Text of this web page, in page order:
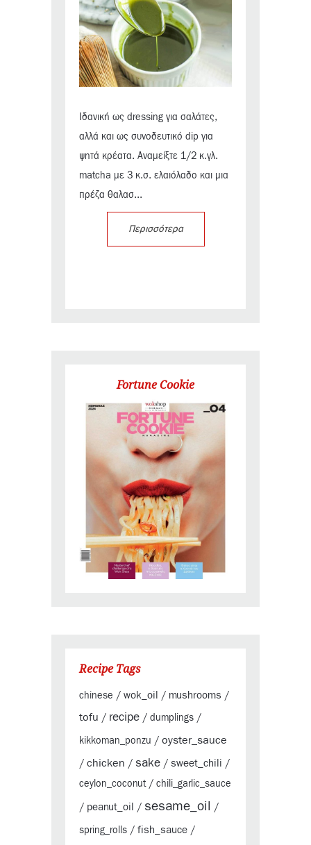
Ιδανική ως dressing για σαλάτες,
αλλά και ως συνοδευτικό dip για
ψητά κρέατα. Αναμείξτε 1/2 κ.γλ.
matcha με 3 κ.σ. ελαιόλαδο και μια
πρέζα θαλασ...
Περισσότερα
Fortune Cookie
Recipe Tags
chinese / wok_oil / mushrooms /
tofu / recipe / dumplings /
kikkoman_ponzu / oyster_sauce
/ chicken / sake / sweet_chili /
ceylon_coconut / chili_garlic_sauce
/ peanut_oil / sesame_oil /
spring_rolls / fish_sauce /